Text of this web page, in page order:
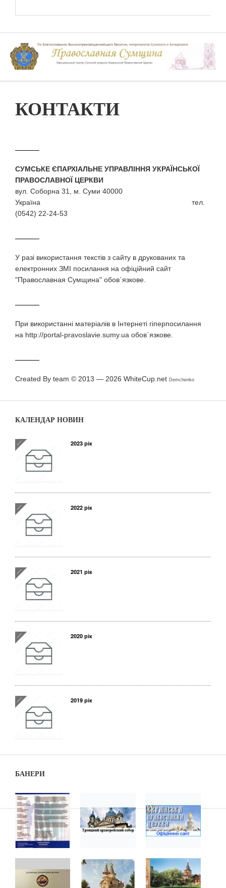
КОНТАКТИ
СУМСЬКЕ ЄПАРХІАЛЬНЕ УПРАВЛІННЯ УКРАЇНСЬКОЇ
ПРАВОСЛАВНОЇ ЦЕРКВИ
вул. Соборна 31, м. Суми 40000
Україна тел.
(0542) 22-24-53
У разi використання текстiв з сайту в друкованих та
електронних ЗМI посилання на офіційний сайт
"Православная Сумщина" обов`язкове.
При використаннi матерiалiв в Iнтернетi гiперпосилання
на http://portal-pravoslavie.sumy.ua обов`язкове.
Created By team © 2013 — 2026 WhiteCup.net Demchenko
КАЛЕНДАР НОВИН
2023 рік
2022 рік
2021 рік
2020 рік
2019 рік
БАНЕРИ